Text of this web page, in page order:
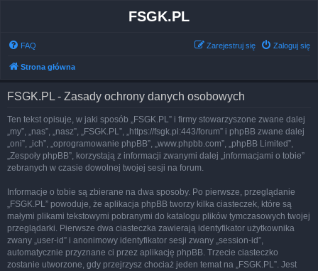
FSGK.PL
FAQ Zaloguj się
Zarejestruj się
Strona główna
FSGK.PL - Zasady ochrony danych osobowych
Ten tekst opisuje, w jaki sposób „FSGK.PL” i firmy stowarzyszone zwane dalej
„my”, „nas”, „nasz”, „FSGK.PL”, „https://fsgk.pl:443/forum” i phpBB zwane dalej
„oni”, „ich”, „oprogramowanie phpBB”, „www.phpbb.com”, „phpBB Limited”,
„Zespoły phpBB”, korzystają z informacji zwanymi dalej „informacjami o tobie”
zebranych w czasie dowolnej twojej sesji na forum.
Informacje o tobie są zbierane na dwa sposoby. Po pierwsze, przeglądanie
„FSGK.PL” powoduje, że aplikacja phpBB tworzy kilka ciasteczek, które są
małymi plikami tekstowymi pobranymi do katalogu plików tymczasowych twojej
przeglądarki. Pierwsze dwa ciasteczka zawierają identyfikator użytkownika
zwany „user-id” i anonimowy identyfikator sesji zwany „session-id”,
automatycznie przyznane ci przez aplikację phpBB. Trzecie ciasteczko
zostanie utworzone, gdy przejrzysz chociaż jeden temat na „FSGK.PL”. Jest